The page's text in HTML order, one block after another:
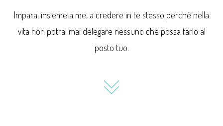
Impara, insieme a me, a credere in te stesso perché nella
vita non potrai mai delegare nessuno che possa farlo al
posto tuo.